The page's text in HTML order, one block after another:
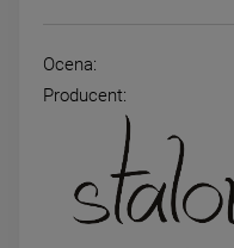
Ocena:
Producent: